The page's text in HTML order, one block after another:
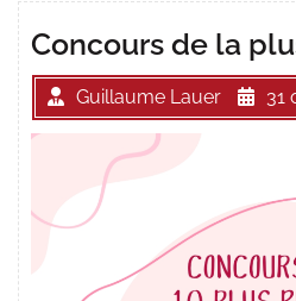
Concours de la
Guillaume Lauer 31